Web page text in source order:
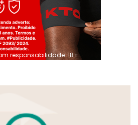
responsabilidade. 18+